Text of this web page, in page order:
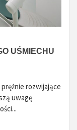
UŚMIECHU
rozwijające
uwagę